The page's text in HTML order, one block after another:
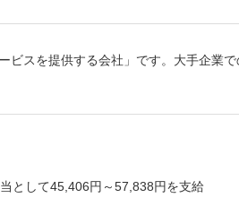
ビスを提供する会社」です。大手企業
として45,406円～57,838円を支給